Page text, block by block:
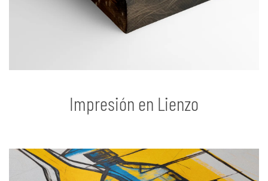
Impresión en Lienzo